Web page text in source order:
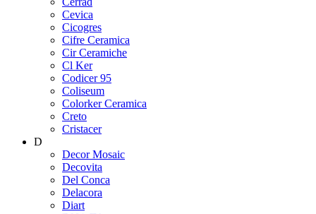
Cevica
Cicogres
Cifre Ceramica
Cir Ceramiche
Cl Ker
Codicer 95
Coliseum
Colorker Ceramica
Creto
Cristacer
D
Decor Mosaic
Decovita
Del Conca
Delacora
Diart